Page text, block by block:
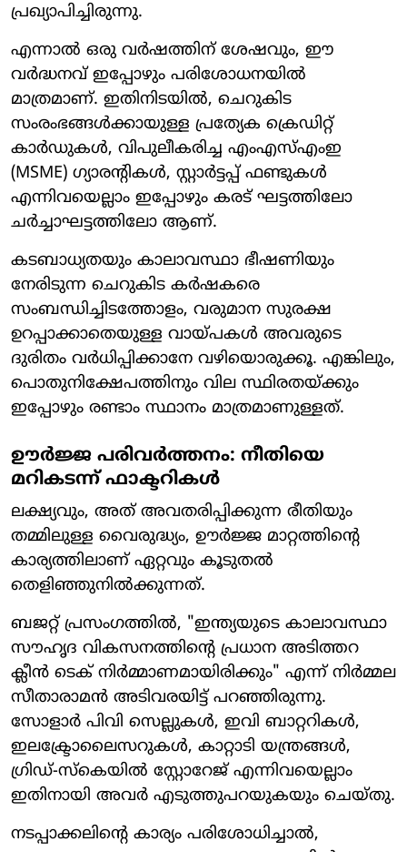
പ്രഖ്യാപിച്ചിരുന്നു.
എന്നാൽ ഒരു വർഷത്തിന് ശേഷവും, ഈ
വർദ്ധനവ് ഇപ്പോഴും പരിശോധനയിൽ
മാത്രമാണ്. ഇതിനിടയിൽ, ചെറുകിട
സംരംഭങ്ങൾക്കായുള്ള പ്രത്യേക ക്രെഡിറ്റ്
കാർഡുകൾ, വിപുലീകരിച്ച എംഎസ്എംഇ
(MSME) ഗ്യാരന്റികൾ, സ്റ്റാർട്ടപ്പ് ഫണ്ടുകൾ
എന്നിവയെല്ലാം ഇപ്പോഴും കരട് ഘട്ടത്തിലോ
ചർച്ചാഘട്ടത്തിലോ ആണ്.
കടബാധ്യതയും കാലാവസ്ഥാ ഭീഷണിയും
നേരിടുന്ന ചെറുകിട കർഷകരെ
സംബന്ധിച്ചിടത്തോളം, വരുമാന സുരക്ഷ
ഉറപ്പാക്കാതെയുള്ള വായ്പകൾ അവരുടെ
ദുരിതം വർധിപ്പിക്കാനേ വഴിയൊരുക്കൂ. എങ്കിലും,
പൊതുനിക്ഷേപത്തിനും വില സ്ഥിരതയ്ക്കും
ഇപ്പോഴും രണ്ടാം സ്ഥാനം മാത്രമാണുള്ളത്.
ഊർജ്ജ പരിവർത്തനം: നീതിയെ
മറികടന്ന് ഫാക്ടറികൾ
ലക്ഷ്യവും, അത് അവതരിപ്പിക്കുന്ന രീതിയും
തമ്മിലുള്ള വൈരുദ്ധ്യം, ഊർജ്ജ മാറ്റത്തിന്റെ
കാര്യത്തിലാണ് ഏറ്റവും കൂടുതൽ
തെളിഞ്ഞുനിൽക്കുന്നത്.
ബജറ്റ് പ്രസംഗത്തിൽ, "ഇന്ത്യയുടെ കാലാവസ്ഥാ
സൗഹൃദ വികസനത്തിന്റെ പ്രധാന അടിത്തറ
ക്ലീൻ ടെക് നിർമ്മാണമായിരിക്കും" എന്ന് നിർമ്മല
സീതാരാമൻ അടിവരയിട്ട് പറഞ്ഞിരുന്നു.
സോളാർ പിവി സെല്ലുകൾ, ഇവി ബാറ്ററികൾ,
ഇലക്ട്രോലൈസറുകൾ, കാറ്റാടി യന്ത്രങ്ങൾ,
ഗ്രിഡ്-സ്കെയിൽ സ്റ്റോറേജ് എന്നിവയെല്ലാം
ഇതിനായി അവർ എടുത്തുപറയുകയും ചെയ്തു.
നടപ്പാക്കലിന്റെ കാര്യം പരിശോധിച്ചാൽ,